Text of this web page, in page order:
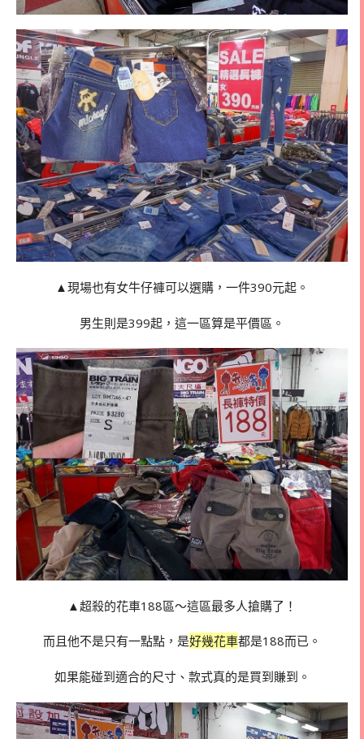
▲現場也有女牛仔褲可以選購，一件390元起。
男生則是399起，這一區算是平價區。
▲超殺的花車188區～這區最多人搶購了！
而且他不是只有一點點，是好幾花車都是188而已。
如果能碰到適合的尺寸、款式真的是買到賺到。